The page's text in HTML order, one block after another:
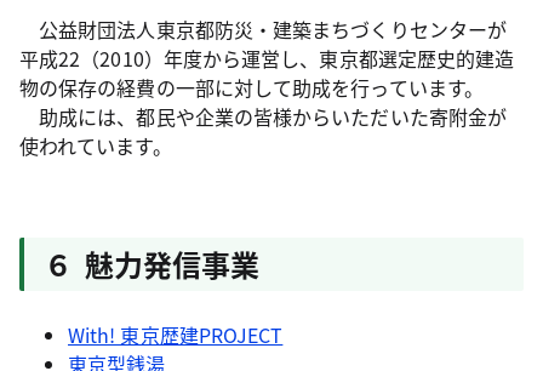
公益財団法人東京都防災・建築まちづくりセンターが
平成22（2010）年度から運営し、東京都選定歴史的建造
物の保存の経費の一部に対して助成を行っています。
助成には、都民や企業の皆様からいただいた寄附金が
使われています。
６ 魅力発信事業
With! 東京歴建PROJECT
東京型銭湯